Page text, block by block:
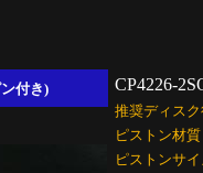
付き) CP4226-
推奨ディス
ピストン材質
ピストンサ